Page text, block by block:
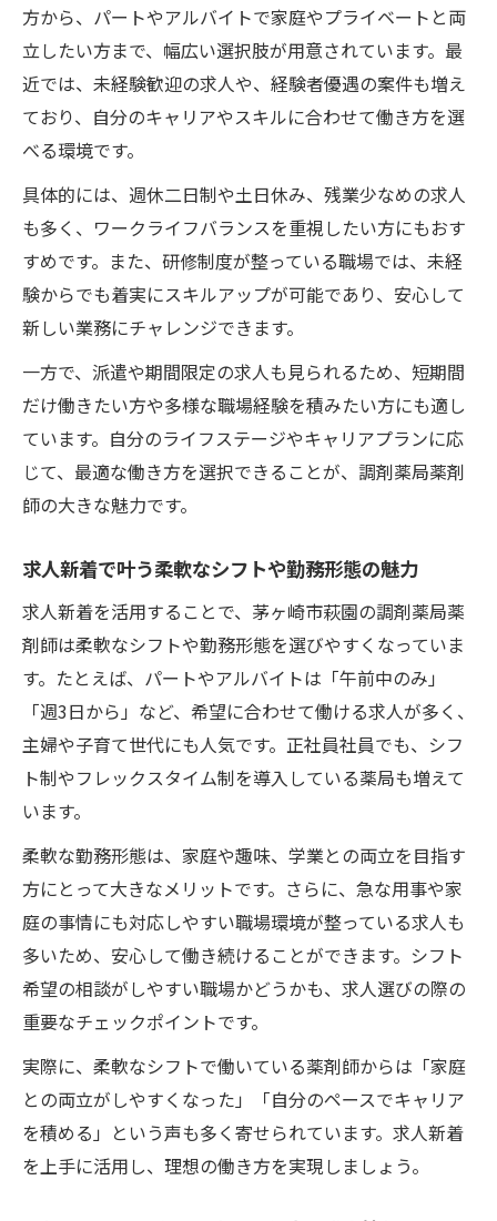
方から、パートやアルバイトで家庭やプライベートと両
立したい方まで、幅広い選択肢が用意されています。最
近では、未経験歓迎の求人や、経験者優遇の案件も増え
ており、自分のキャリアやスキルに合わせて働き方を選
べる環境です。
具体的には、週休二日制や土日休み、残業少なめの求人
も多く、ワークライフバランスを重視したい方にもおす
すめです。また、研修制度が整っている職場では、未経
験からでも着実にスキルアップが可能であり、安心して
新しい業務にチャレンジできます。
一方で、派遣や期間限定の求人も見られるため、短期間
だけ働きたい方や多様な職場経験を積みたい方にも適し
ています。自分のライフステージやキャリアプランに応
じて、最適な働き方を選択できることが、調剤薬局薬剤
師の大きな魅力です。
求人新着で叶う柔軟なシフトや勤務形態の魅力
求人新着を活用することで、茅ヶ崎市萩園の調剤薬局薬
剤師は柔軟なシフトや勤務形態を選びやすくなっていま
す。たとえば、パートやアルバイトは「午前中のみ」
「週3日から」など、希望に合わせて働ける求人が多く、
主婦や子育て世代にも人気です。正社員社員でも、シフ
ト制やフレックスタイム制を導入している薬局も増えて
います。
柔軟な勤務形態は、家庭や趣味、学業との両立を目指す
方にとって大きなメリットです。さらに、急な用事や家
庭の事情にも対応しやすい職場環境が整っている求人も
多いため、安心して働き続けることができます。シフト
希望の相談がしやすい職場かどうかも、求人選びの際の
重要なチェックポイントです。
実際に、柔軟なシフトで働いている薬剤師からは「家庭
との両立がしやすくなった」「自分のペースでキャリア
を積める」という声も多く寄せられています。求人新着
を上手に活用し、理想の働き方を実現しましょう。